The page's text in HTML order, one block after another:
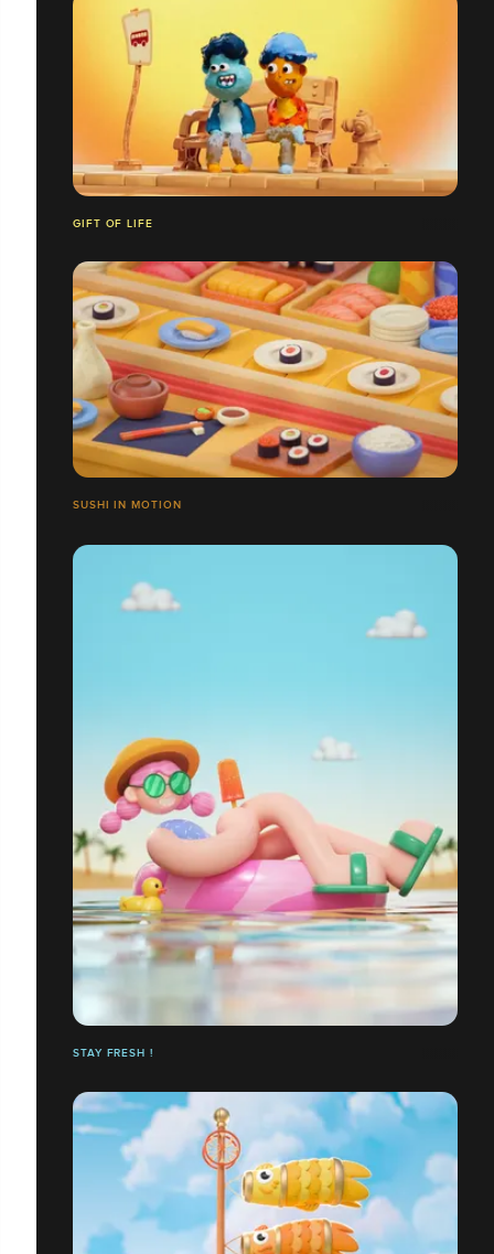
GIFT OF LIFE
SUSHI IN MOTION
STAY FRESH !